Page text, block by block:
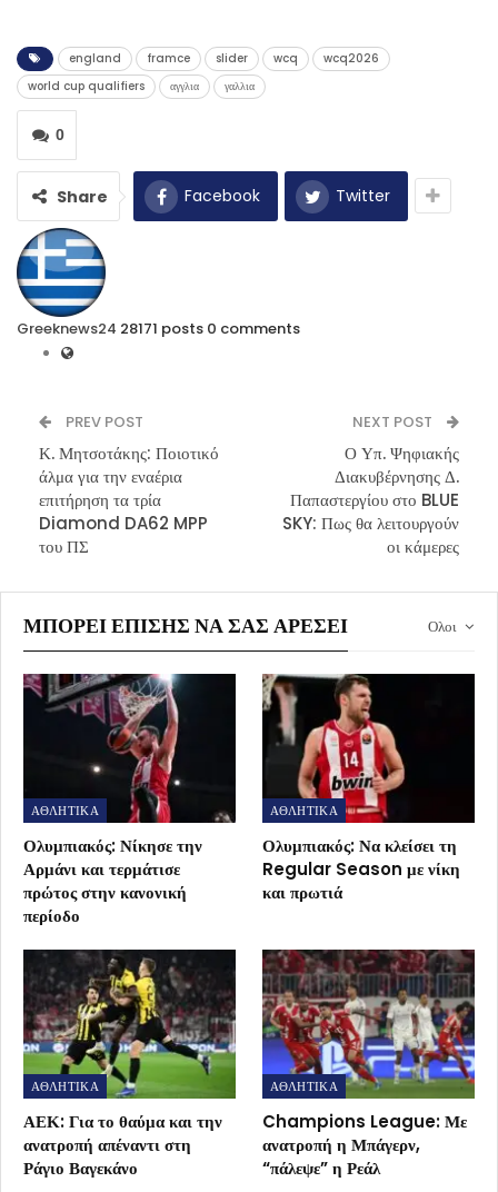
england framce slider wcq
wcq2026
world cup qualifiers
αγγλια γαλλια
0
Share Facebook Twitter
Greeknews24 28171 posts 0 comments
PREV POST
Κ. Μητσοτάκης: Ποιοτικό
άλμα για την εναέρια
επιτήρηση τα τρία
Diamond DA62 MPP
του ΠΣ
NEXT POST
Ο Υπ. Ψηφιακής
Διακυβέρνησης Δ.
Παπαστεργίου στο BLUE
SKY: Πως θα λειτουργούν
οι κάμερες
Ολοι
ΜΠΟΡΕΊ ΕΠΊΣΗΣ ΝΑ ΣΑΣ ΑΡΈΣΕΙ
ΑΘΛΗΤΙΚΑ
Ολυμπιακός: Νίκησε την
Αρμάνι και τερμάτισε
πρώτος στην κανονική
περίοδο
ΑΘΛΗΤΙΚΑ
Ολυμπιακός: Να κλείσει τη
Regular Season με νίκη
και πρωτιά
ΑΘΛΗΤΙΚΑ
ΑΕΚ: Για το θαύμα και την
ανατροπή απέναντι στη
Ράγιο Βαγεκάνο
ΑΘΛΗΤΙΚΑ
Champions League: Με
ανατροπή η Μπάγερν,
“πάλεψε” η Ρεάλ